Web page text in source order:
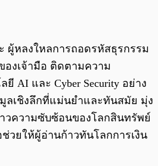
ผู้หลงใหลการถอดรหัสธุรกรรม
องเจ้ามือ ติดตามความ
ยี AI และ Cyber Security อย่าง
ลเชิงลึกที่แม่นยำและทันสมัย มุ่ง
วความซับซ้อนของโลกสินทรัพย์
ช่วยให้ผู้อ่านก้าวทันโลกการเงิน